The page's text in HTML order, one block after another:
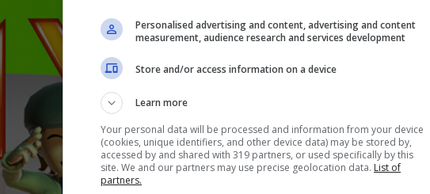
Personalised advertising and content, advertising and content
measurement, audience research and services development
Store and/or access information on a device
Learn more
Your personal data will be processed and information from your device
(cookies, unique identifiers, and other device data) may be stored by,
accessed by and shared with 319 partners, or used specifically by this
site. We and our partners may use precise geolocation data. List of
partners.